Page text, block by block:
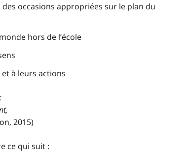
occasions appropriées sur le plan du
hors de l’école
à leurs actions
2015)
ce qui suit :